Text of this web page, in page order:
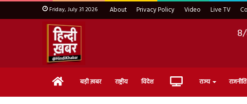
Friday, July 31 2026 About Privacy Policy Video Live TV
Home बड़ी ख़बर राष्ट्रीय विदेश Live राज्य राजनीति